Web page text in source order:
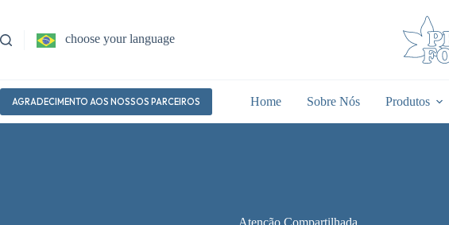
o
conteúdo
choose your language
AGRADECIMENTO AOS NOSSOS PARCEIROS Home Sobre Nós Produtos
Atenção Compartilhada